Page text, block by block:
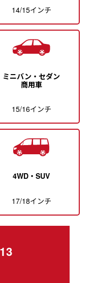
14/15インチ
ミニバン・セダン
商用車
15/16インチ
4WD・SUV
17/18インチ